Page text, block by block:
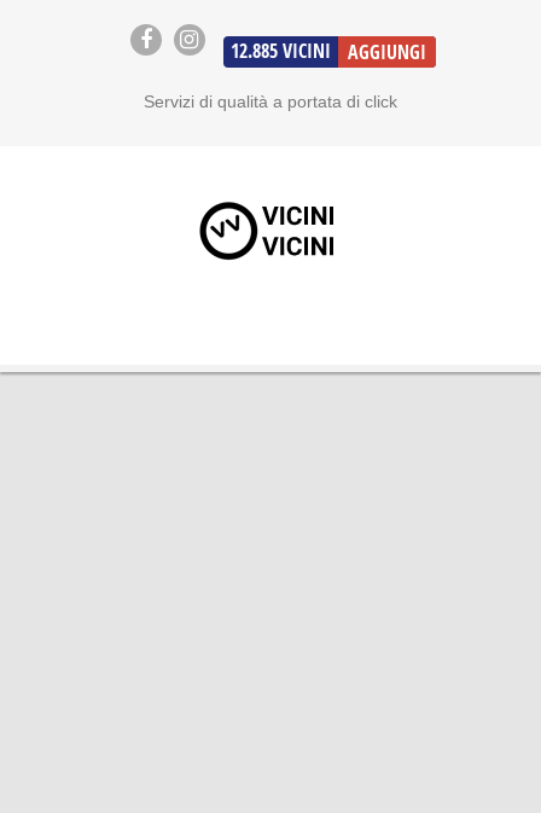
12.885 VICINI AGGIUNGI
Servizi di qualità a portata di click